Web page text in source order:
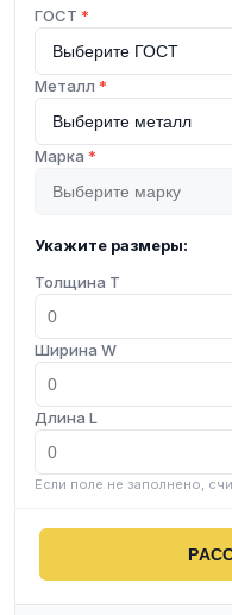
ГОСТ *
Металл *
Марка *
Укажите размеры:
Толщина T
Ширина W
Длина L
Если поле не заполнено,